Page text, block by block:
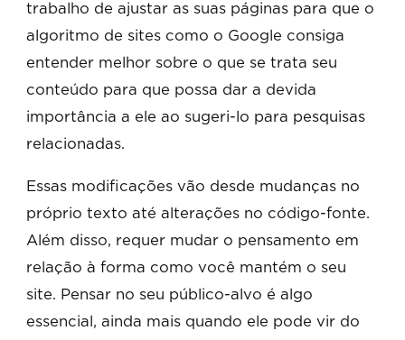
trabalho de ajustar as suas páginas para que o
algoritmo de sites como o Google consiga
entender melhor sobre o que se trata seu
conteúdo para que possa dar a devida
importância a ele ao sugeri-lo para pesquisas
relacionadas.
Essas modificações vão desde mudanças no
próprio texto até alterações no código-fonte.
Além disso, requer mudar o pensamento em
relação à forma como você mantém o seu
site. Pensar no seu público-alvo é algo
essencial, ainda mais quando ele pode vir do